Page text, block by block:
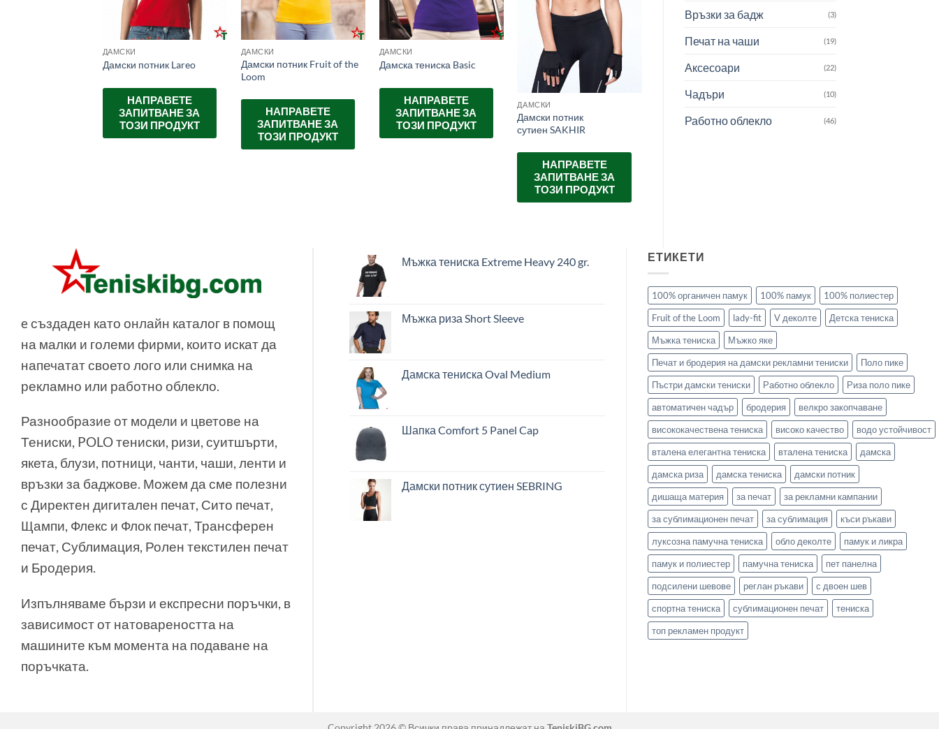
Връзки за бадж (3)
Печат на чаши (19)
Аксесоари (22)
Чадъри (10)
Работно облекло (46)
ДАМСКИ
Дамски потник Lareo
НАПРАВЕТЕ
ЗАПИТВАНЕ ЗА
ТОЗИ ПРОДУКТ
ДАМСКИ
Дамски потник Fruit of the
Loom
НАПРАВЕТЕ
ЗАПИТВАНЕ ЗА
ТОЗИ ПРОДУКТ
ДАМСКИ
Дамска тениска Basic
НАПРАВЕТЕ
ЗАПИТВАНЕ ЗА
ТОЗИ ПРОДУКТ
ДАМСКИ
Дамски потник
сутиен SAKHIR
НАПРАВЕТЕ
ЗАПИТВАНЕ ЗА
ТОЗИ ПРОДУКТ
e създаден като онлайн каталог в помощ
на малки и големи фирми, които искат да
напечатат своето лого или снимка на
рекламно или работно облекло.
Разнообразие от модели и цветове на
Тениски, POLO тениски, ризи, суитшърти,
якета, блузи, потници, чанти, чаши, ленти и
връзки за баджове. Можем да сме полезни
с Директен дигитален печат, Сито печат,
Щампи, Флекс и Флок печат, Трансферен
печат, Сублимация, Ролен текстилен печат
и Бродерия.
Изпълняваме бързи и експресни поръчки, в
зависимост от натовареността на
машините към момента на подаване на
поръчката.
Мъжка тениска Extreme Heavy 240 gr.
Мъжка риза Short Sleeve
Дамска тениска Oval Medium
Шапка Comfort 5 Panel Cap
Дамски потник сутиен SEBRING
ЕТИКЕТИ
100% органичен памук 100% памук
100% полиестер
Fruit of the Loom
lady-fit V деколте
Детска тениска
Мъжка тениска
Мъжко яке
Печат и бродерия на дамски рекламни тениски
Поло пике
Пъстри дамски тениски
Работно облекло
Риза поло пике
автоматичен чадър
бродерия
велкро закопчаване
висококачествена тениска
високо качество
водо устойчивост
вталена елегантна тениска
вталена тениска
дамска
дамска риза
дамска тениска
дамски потник
дишаща материя
за печат
за рекламни кампании
за сублимационен печат
за сублимация
къси ръкави
луксозна памучна тениска
обло деколте
памук и ликра
памук и полиестер
памучна тениска
пет панелна
подсилени шевове
реглан ръкави
с двоен шев
спортна тениска
сублимационен печат
тениска
топ рекламен продукт